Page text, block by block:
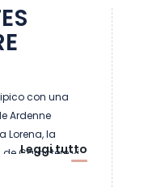
con una
Ardenne
Lorena, la
de Caractère vi
Leggi tutto